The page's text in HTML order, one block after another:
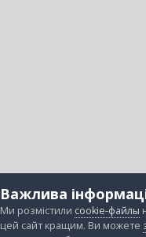
Важлива
Ми розмістили cookie-файлы
цей сайт кращим. Ви можете